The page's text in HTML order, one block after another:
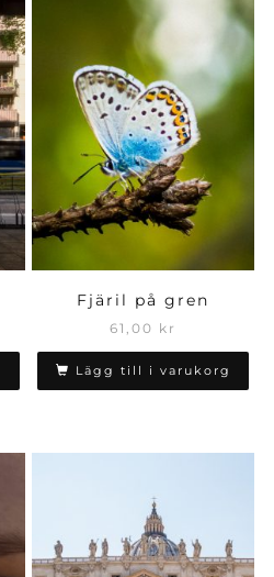
Fjäril på gren
61,00 kr
Lägg till i varukorg